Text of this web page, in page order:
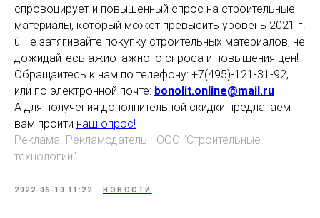
спровоцирует и повышенный спрос на строительные
материалы, который может превысить уровень 2021 г.
ü Не затягивайте покупку строительных материалов, не
дожидайтесь ажиотажного спроса и повышения цен!
Обращайтесь к нам по телефону: +7(495)-121-31-92,
или по электронной почте: bonolit.online@mail.ru
А для получения дополнительной скидки предлагаем
вам пройти наш опрос!
Реклама. Рекламодатель - ООО "Строительные
технологии".
2022-06-10 11:22 НОВОСТИ